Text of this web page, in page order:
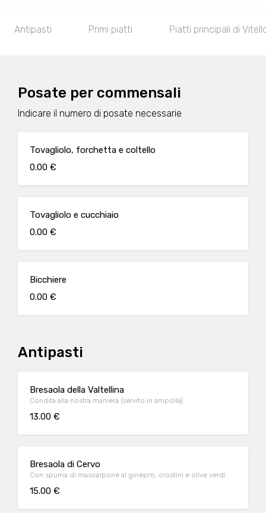
Antipasti Primi piatti Piatti principali di
Posate per commensali
Indicare il numero di posate necessarie
Tovagliolo, forchetta e coltello
0.00 €
Tovagliolo e cucchiaio
0.00 €
Bicchiere
0.00 €
Antipasti
Bresaola della Valtellina
Condita alla nostra maniera (servito in ampolla)
13.00 €
Bresaola di Cervo
Con spuma di mascarpone al ginepro, crostini e olive verdi
15.00 €